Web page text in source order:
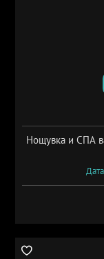
Нощувка и СПА